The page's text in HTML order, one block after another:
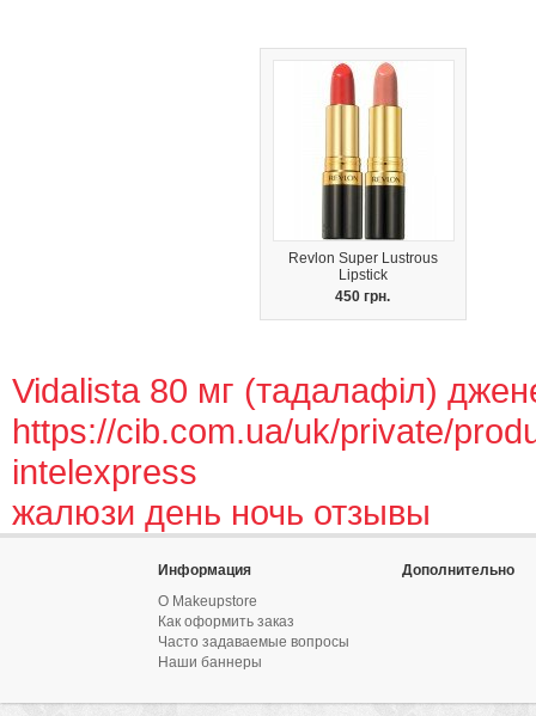
Revlon Super Lustrous
Lipstick
450 грн.
Vidalista 80 мг (тадалафіл)
https://cib.com.ua/uk/private/
intelexpress
жалюзи день ночь отзывы
Информация
О Makeupstore
Как оформить заказ
Часто задаваемые вопросы
Наши баннеры
Дополнительно